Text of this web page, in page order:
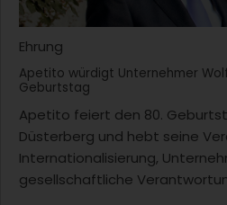
Ehrung
Apetito würdigt Unternehmer
Geburtstag
Apetito feiert den 80.
Düsterberg und hebt seine
Internationalisierung,
gesellschaftliche